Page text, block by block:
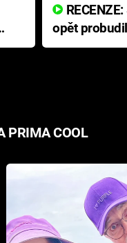
opět
přichází s
PRIMA COOL